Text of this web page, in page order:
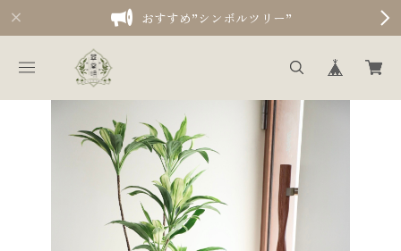
おすすめ”シンボルツリー”